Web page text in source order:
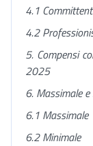
4.1
4.2
5. Compensi
2025
6. Massimale
6.1 Massimale
6.2 Minimale